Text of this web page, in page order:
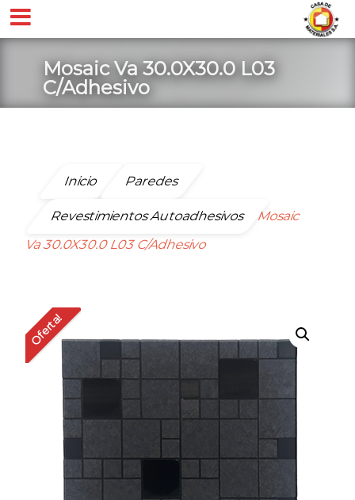
Mosaic Va 30.0X30.0 L03
C/Adhesivo
Inicio Paredes
Revestimientos Autoadhesivos
Mosaic
Va 30.0X30.0 L03 C/Adhesivo
Oferta!